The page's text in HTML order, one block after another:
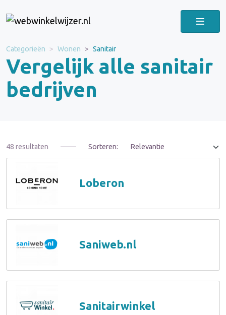
Categorieën Wonen Sanitair
Vergelijk alle sanitair
bedrijven
48 resultaten Sorteren:
Loberon
Saniweb.nl
Sanitairwinkel